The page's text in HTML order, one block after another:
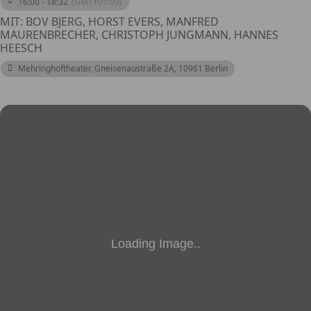
MIT: BOV BJERG, HORST EVERS, MANFRED
MAURENBRECHER, CHRISTOPH JUNGMANN, HANNES
HEESCH
Mehringhoftheater, Gneisenaustraße 2A, 10961 Berlin